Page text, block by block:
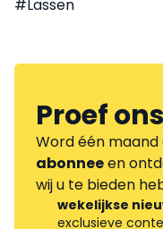
#Lassen
Proef ons
Word één
abonneeen
wij u te bieden
wekelijkse
exclusieve